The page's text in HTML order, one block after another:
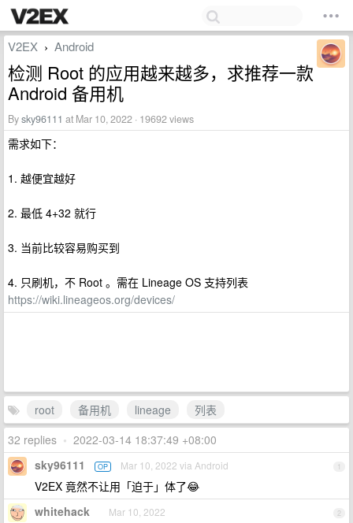
V2EX › Android
检测 Root 的应用越来越多，求推荐一款
Android 备用机
Bysky96111 at Mar 10, 2022 · 19692 views
需求如下：
1. 越便宜越好
2. 最低 4+32 就行
3. 当前比较容易购买到
4. 只刷机，不 Root 。需在 Lineage OS 支持列表
https://wiki.lineageos.org/devices/
root 备用机 lineage
列表
32 replies • 2022-03-14 18:37:49 +08:00
1
sky96111 OP Mar 10, 2022 via Android
V2EX 竟然不让用「迫于」体了😂
2
whitehack Mar 10, 2022